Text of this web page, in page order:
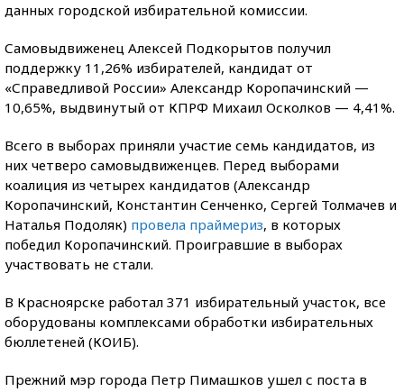
данных городской избирательной комиссии.
Самовыдвиженец Алексей Подкорытов получил
поддержку 11,26% избирателей, кандидат от
«Справедливой России» Александр Коропачинский —
10,65%, выдвинутый от КПРФ Михаил Осколков — 4,41%.
Всего в выборах приняли участие семь кандидатов, из
них четверо самовыдвиженцев. Перед выборами
коалиция из четырех кандидатов (Александр
Коропачинский, Константин Сенченко, Сергей Толмачев и
Наталья Подоляк) провела праймериз, в которых
победил Коропачинский. Проигравшие в выборах
участвовать не стали.
В Красноярске работал 371 избирательный участок, все
оборудованы комплексами обработки избирательных
бюллетеней (КОИБ).
Прежний мэр города Петр Пимашков ушел с поста в